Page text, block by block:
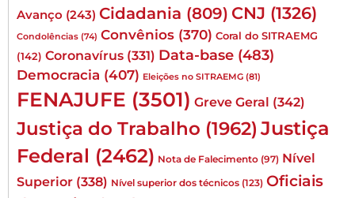
Avanço (243) Cidadania (809) CNJ (1326)
Condolências (74) Convênios (370) Coral do SITRAEMG
(142) Coronavírus (331) Data-base (483)
Democracia (407) Eleições no SITRAEMG (81)
FENAJUFE (3501) Greve Geral (342)
Justiça do Trabalho (1962) Justiça
Federal (2462) Nota de Falecimento (97) Nível
Superior (338) Nível superior dos técnicos (123) Oficiais